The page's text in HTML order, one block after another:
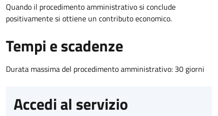
Quando il procedimento amministrativo si conclude
positivamente si ottiene un contributo economico.
Tempi e scadenze
Durata massima del procedimento amministrativo: 30 giorni
Accedi al servizio